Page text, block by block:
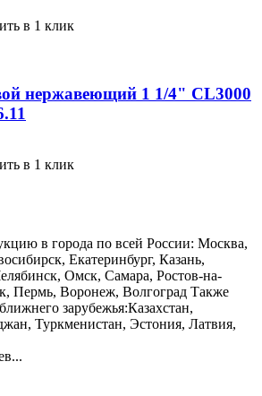
в 1 клик
нержавеющий 1 1/4" CL3000
в 1 клик
в города по всей России: Москва,
Екатеринбург, Казань,
Омск, Самара, Ростов-на-
Пермь, Воронеж, Волгоград Также
зарубежья:Казахстан,
Туркменистан, Эстония, Латвия,